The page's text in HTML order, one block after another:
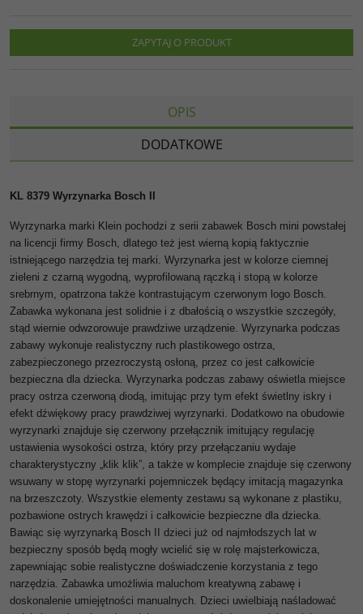
ZAPYTAJ O PRODUKT
OPIS
DODATKOWE
KL 8379 Wyrzynarka Bosch II
Wyrzynarka marki Klein pochodzi z serii zabawek Bosch mini powstałej
na licencji firmy Bosch, dlatego też jest wierną kopią faktycznie
istniejącego narzędzia tej marki. Wyrzynarka jest w kolorze ciemnej
zieleni z czarną wygodną, wyprofilowaną rączką i stopą w kolorze
srebrnym, opatrzona także kontrastującym czerwonym logo Bosch.
Zabawka wykonana jest solidnie i z dbałością o wszystkie szczegóły,
stąd wiernie odwzorowuje prawdziwe urządzenie. Wyrzynarka podczas
zabawy wykonuje realistyczny ruch plastikowego ostrza,
zabezpieczonego przezroczystą osłoną, przez co jest całkowicie
bezpieczna dla dziecka. Wyrzynarka podczas zabawy oświetla miejsce
pracy ostrza czerwoną diodą, imitując przy tym efekt świetlny iskry i
efekt dźwiękowy pracy prawdziwej wyrzynarki. Dodatkowo na obudowie
wyrzynarki znajduje się czerwony przełącznik imitujący regulację
ustawienia wysokości ostrza, który przy przełączaniu wydaje
charakterystyczny „klik klik”, a także w komplecie znajduje się czerwony
wsuwany w stopę wyrzynarki pojemniczek będący imitacją magazynka
na brzeszczoty. Wszystkie elementy zestawu są wykonane z plastiku,
pozbawione ostrych krawędzi i całkowicie bezpieczne dla dziecka.
Bawiąc się wyrzynarką Bosch II dzieci już od najmłodszych lat w
bezpieczny sposób będą mogły wcielić się w rolę majsterkowicza,
zapewniając sobie realistyczne doświadczenie korzystania z tego
narzędzia. Zabawka umożliwia maluchom kreatywną zabawę i
doskonalenie umiejętności manualnych. Dzieci uwielbiają naśladować